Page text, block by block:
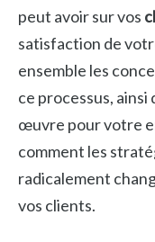
peut avoir sur vos
satisfaction de
ensemble les
ce processus, ainsi
œuvre pour votre
comment les
radicalement
vos clients.